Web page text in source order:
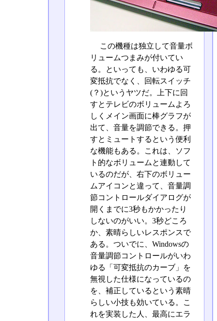
この機種は独立して音量ボ
リュームつまみが付いてい
る。といっても、いわゆる可
変抵抗でなく、回転スイッチ
(？)というヤツだ。上下に回
すとテレビのボリュームよろ
しくメイン画面に棒グラフが
出て、音量を調節できる。押
すとミュートするという便利
な機能もある。これは、ソフ
ト的なボリュームと連動して
いるのだが、右下のボリュー
ムアイコンと違って、音量調
節コントロールダイアログが
開くまでに3秒もかかったり
しないのがいい。3秒どころ
か、素晴らしいレスポンスで
ある。ついでに、Windowsの
音量調節コントロールがいわ
ゆる「可変抵抗のカーブ」を
無視した仕様になっているの
を、補正しているという素晴
らしい小技も効いている。こ
れを実装した人、最高にエラ